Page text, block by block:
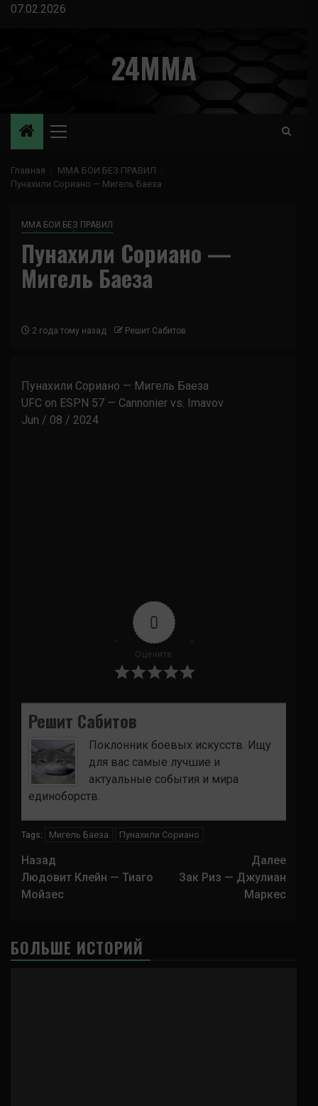
Перейти
07.02.2026
24MMA
Основное
Главная
ММА БОИ БЕЗ ПРАВИЛ
Пунахили Сориано — Мигель Баеза
ММА БОИ БЕЗ ПРАВИЛ
Пунахили Сориано —
Мигель Баеза
2 года тому назад Решит Сабитов
Пунахили Сориано — Мигель Баеза
UFC on ESPN 57 — Cannonier vs. Imavov
Jun / 08 / 2024
0
Оцените
Решит Сабитов
Поклонник боевых искусств. Ищу
для вас самые лучшие и
актуальные события и мира
единоборств.
Tags: Мигель Баеза Пунахили Сориано
Навигация
записи
Назад
Людовит Клейн — Тиаго
Мойзес
Далее
Зак Риз — Джулиан
Маркес
БОЛЬШЕ ИСТОРИЙ